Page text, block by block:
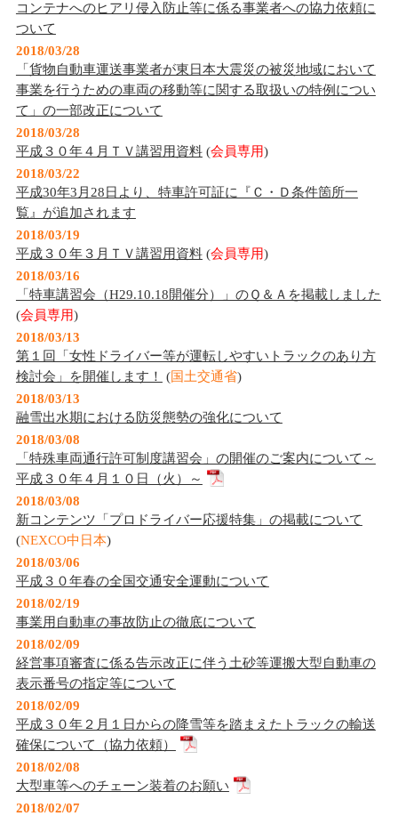
コンテナへのヒアリ侵入防止等に係る事業者への協力依頼に
ついて
2018/03/28
「貨物自動車運送事業者が東日本大震災の被災地域において
事業を行うための車両の移動等に関する取扱いの特例につい
て」の一部改正について
2018/03/28
平成３０年４月ＴＶ講習用資料(会員専用)
2018/03/22
平成30年3月28日より、特車許可証に『Ｃ・Ｄ条件箇所一
覧』が追加されます
2018/03/19
平成３０年３月ＴＶ講習用資料(会員専用)
2018/03/16
「特車講習会（H29.10.18開催分）」のＱ＆Ａを掲載しました
(会員専用)
2018/03/13
第１回「女性ドライバー等が運転しやすいトラックのあり方
検討会」を開催します！
(国土交通省)
2018/03/13
融雪出水期における防災態勢の強化について
2018/03/08
「特殊車両通行許可制度講習会」の開催のご案内について～
平成３０年４月１０日（火）～
2018/03/08
新コンテンツ「プロドライバー応援特集」の掲載について
(NEXCO中日本)
2018/03/06
平成３０年春の全国交通安全運動について
2018/02/19
事業用自動車の事故防止の徹底について
2018/02/09
経営事項審査に係る告示改正に伴う土砂等運搬大型自動車の
表示番号の指定等について
2018/02/09
平成３０年２月１日からの降雪等を踏まえたトラックの輸送
確保について（協力依頼）
2018/02/08
大型車等へのチェーン装着のお願い
2018/02/07